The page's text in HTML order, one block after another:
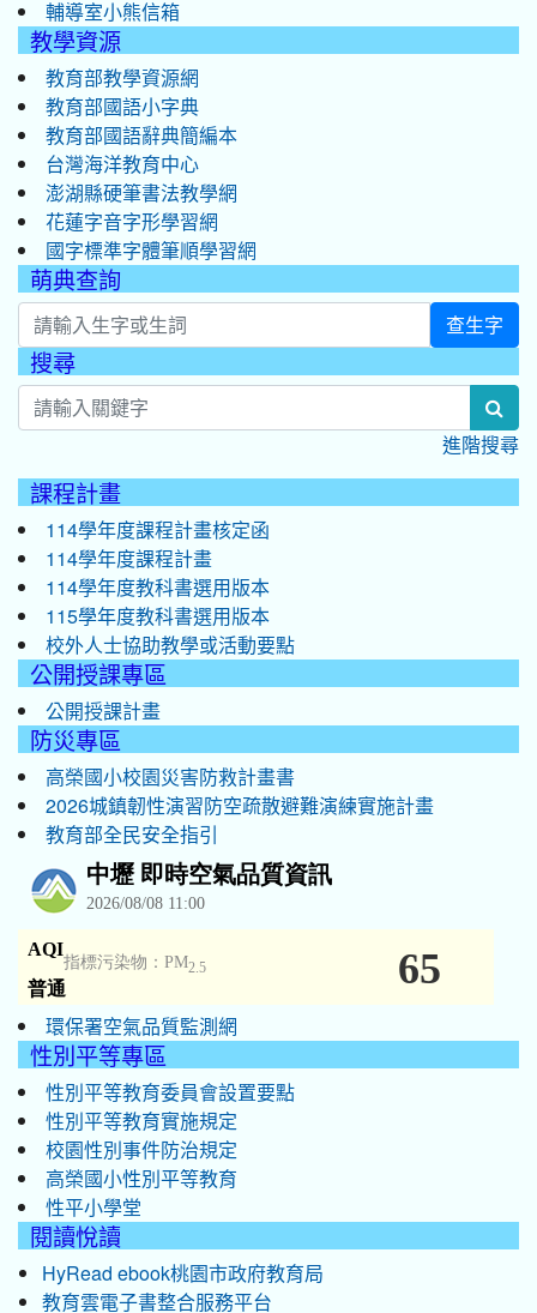
輔導室小熊信箱
教學資源
教育部教學資源網
教育部國語小字典
教育部國語辭典簡編本
台灣海洋教育中心
澎湖縣硬筆書法教學網
花蓮字音字形學習網
國字標準字體筆順學習網
萌典查詢
查生字
搜尋
進階搜尋
課程計畫
114學年度課程計畫核定函
114學年度課程計畫
114學年度教科書選用版本
115學年度教科書選用版本
校外人士協助教學或活動要點
公開授課專區
公開授課計畫
防災專區
高榮國小校園災害防救計畫書
2026城鎮韌性演習防空疏散避難演練實施計畫
教育部全民安全指引
環保署空氣品質監測網
性別平等專區
性別平等教育委員會設置要點
性別平等教育實施規定
校園性別事件防治規定
高榮國小性別平等教育
性平小學堂
閱讀悅讀
HyRead ebook桃園市政府教育局
教育雲電子書整合服務平台